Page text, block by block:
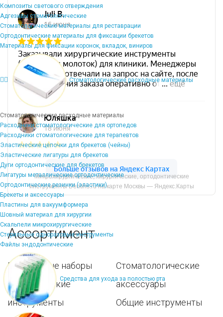
Композиты светового отверждения
Адгезивы стоматологические
Стоматологические материалы для реставрации
Ортодонтические материалы для фиксации брекетов
Материалы для фиксации коронок, вкладок, виниров
Стоматологические расходные материалы
Стоматологические расходные материалы
Расходники стоматологические для ортопедов
Расходники стоматологические для терапевтов
Эластические цепочки для брекетов (чейны)
Эластические лигатуры для брекетов
Дуги ортодонтические для брекетов
Лигатуры металлические ортодонтические
Ортодонтические резинки (эластики)
Брекеты и аксессуары
Пластины для вакуумформера
Шовный материал для хирургии
Скальпели микрохирургические
Стерильные одноразовые инструменты
Файлы эндодонтические
Средства для ухода за полостью рта
Микрохирургические, хирургические, ортодонтические
инструменты Dentins.ru на карте Москвы — Яндекс.Карты
Ассортимент
Популярные наборы
Хирургические
инструменты
Стоматологические
аксессуары
Общие инструменты